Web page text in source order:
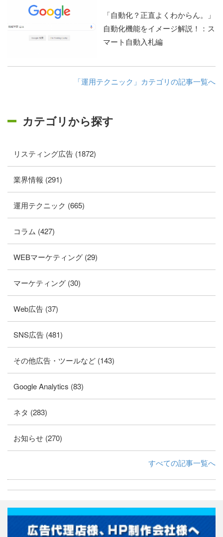
「自動化？正直よくわからん。」
自動化機能をイメージ解説！：ス
マート自動入札編
「運用テクニック」カテゴリの記事一覧へ
カテゴリから探す
リスティング広告 (1872)
業界情報 (291)
運用テクニック (665)
コラム (427)
WEBマーケティング (29)
マーケティング (30)
Web広告 (37)
SNS広告 (481)
その他広告・ツールなど (143)
Google Analytics (83)
ネタ (283)
お知らせ (270)
すべての記事一覧へ